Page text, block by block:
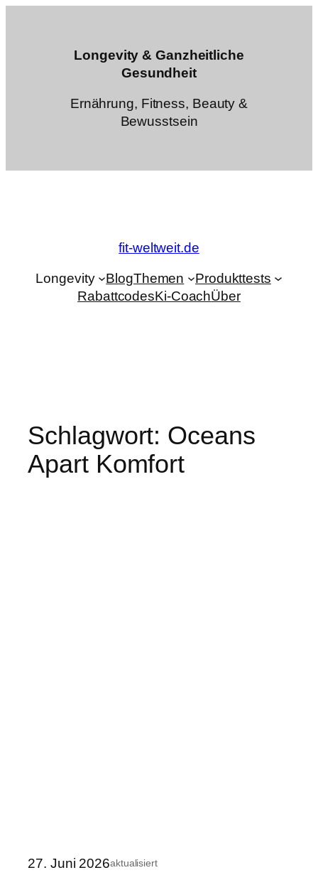
Longevity & Ganzheitliche
Gesundheit
Ernährung, Fitness, Beauty &
Bewusstsein
fit-weltweit.de
Longevity BlogThemen
Produkttests
RabattcodesKi-CoachÜber
Schlagwort: Oceans
Apart Komfort
27. Juni 2026aktualisiert